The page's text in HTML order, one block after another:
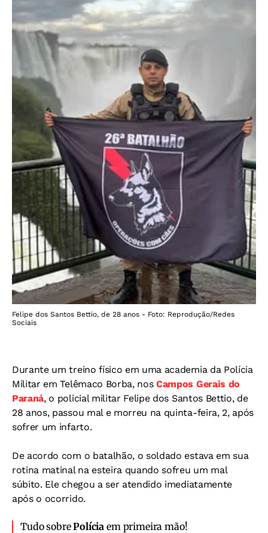
Felipe dos Santos Bettio, de 28 anos - Foto: Reprodução/Redes
Sociais
Durante um treino físico em uma academia da Polícia
Militar em Telêmaco Borba, nosCampos Gerais do
Paraná, o policial militar Felipe dos Santos Bettio, de
28 anos, passou mal e morreu na quinta-feira, 2, após
sofrer um infarto.
De acordo com o batalhão, o soldado estava em sua
rotina matinal na esteira quando sofreu um mal
súbito. Ele chegou a ser atendido imediatamente
após o ocorrido.
Tudo sobrePolícia em primeira mão!